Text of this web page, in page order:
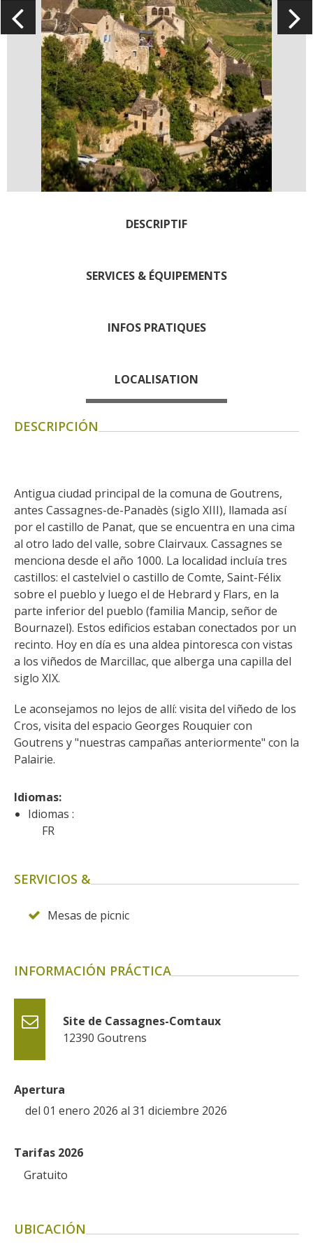
Rouquier en Goutrens
« Nuestros campos antes »
La Palairie en Goutrens
El museo de la fragua
un ojo en el pasado
artistas y artesanos
La gastronomía
local
La castaña
Otras hermosas aldeas
El Pays des Bastides du
Rouergue
De la valle del Lot al País
Decazeville – Aubin
Patrimonio mundial de la
UNESCO
DESCRIPTIF
SERVICES & ÉQUIPEMENTS
INFOS PRATIQUES
LOCALISATION
DESCRIPCIÓN
Antigua ciudad principal de la comuna de Goutrens,
antes Cassagnes-de-Panadès (siglo XIII), llamada así
por el castillo de Panat, que se encuentra en una cima
al otro lado del valle, sobre Clairvaux. Cassagnes se
menciona desde el año 1000. La localidad incluía tres
castillos: el castelviel o castillo de Comte, Saint-Félix
sobre el pueblo y luego el de Hebrard y Flars, en la
parte inferior del pueblo (familia Mancip, señor de
Bournazel). Estos edificios estaban conectados por un
recinto. Hoy en día es una aldea pintoresca con vistas
a los viñedos de Marcillac, que alberga una capilla del
siglo XIX.
Le aconsejamos no lejos de allí: visita del viñedo de los
Cros, visita del espacio Georges Rouquier con
Goutrens y "nuestras campañas anteriormente" con la
Palairie.
Idiomas:
Idiomas :
FR
SERVICIOS &
Mesas de picnic
INFORMACIÓN PRÁCTICA
Site de Cassagnes-Comtaux
12390 Goutrens
Apertura
del 01 enero 2026 al 31 diciembre 2026
Tarifas 2026
Gratuito
UBICACIÓN